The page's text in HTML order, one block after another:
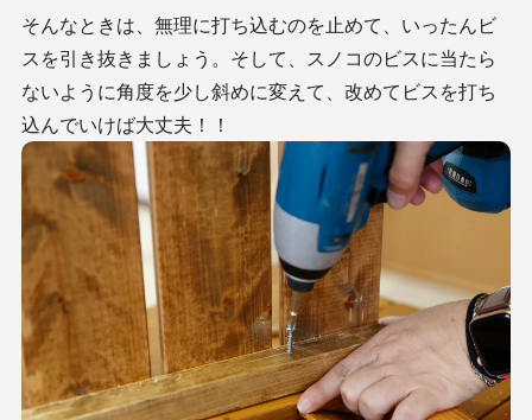
そんなときは、無理に打ち込むのを止めて、いったんビ
スを引き抜きましょう。そして、スノコのビスに当たら
ないように角度を少し斜めに変えて、改めてビスを打ち
込んでいけば大丈夫！！